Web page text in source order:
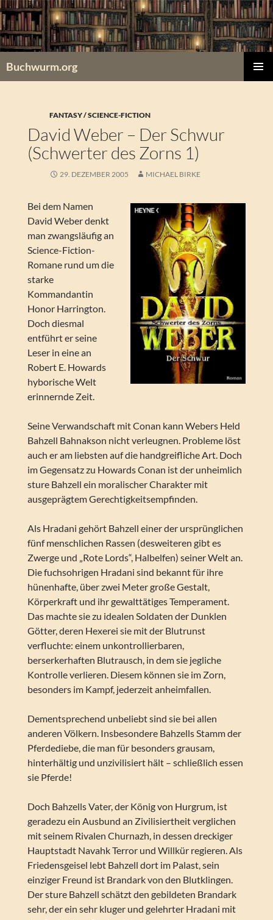
Zum
Inhalt
springen
Buchwurm.org
FANTASY / SCIENCE-FICTION
David Weber – Der Schwur
(Schwerter des Zorns 1)
29. DEZEMBER 2005 MICHAEL BIRKE
Bei dem Namen
David Weber denkt
man zwangsläufig an
Science-Fiction-
Romane rund um die
starke
Kommandantin
Honor Harrington.
Doch diesmal
entführt er seine
Leser in eine an
Robert E. Howards
hyborische Welt
erinnernde Zeit.
Seine Verwandschaft mit Conan kann Webers Held
Bahzell Bahnakson nicht verleugnen. Probleme löst
auch er am liebsten auf die handgreifliche Art. Doch
im Gegensatz zu Howards Conan ist der unheimlich
sture Bahzell ein moralischer Charakter mit
ausgeprägtem Gerechtigkeitsempfinden.
Als Hradani gehört Bahzell einer der ursprünglichen
fünf menschlichen Rassen (desweiteren gibt es
Zwerge und „Rote Lords“, Halbelfen) seiner Welt an.
Die fuchsohrigen Hradani sind bekannt für ihre
hünenhafte, über zwei Meter große Gestalt,
Körperkraft und ihr gewalttätiges Temperament.
Das machte sie zu idealen Soldaten der Dunklen
Götter, deren Hexerei sie mit der Blutrunst
verfluchte: einem unkontrollierbaren,
berserkerhaften Blutrausch, in dem sie jegliche
Kontrolle verlieren. Diesem können sie im Zorn,
besonders im Kampf, jederzeit anheimfallen.
Dementsprechend unbeliebt sind sie bei allen
anderen Völkern. Insbesondere Bahzells Stamm der
Pferdediebe, die man für besonders grausam,
hinterhältig und unzivilisiert hält – schließlich essen
sie Pferde!
Doch Bahzells Vater, der König von Hurgrum, ist
geradezu ein Ausbund an Zivilisiertheit verglichen
mit seinem Rivalen Churnazh, in dessen dreckiger
Hauptstadt Navahk Terror und Willkür regieren. Als
Friedensgeisel lebt Bahzell dort im Palast, sein
einziger Freund ist Brandark von den Blutklingen.
Der sture Bahzell schätzt den gebildeten Brandark
sehr, der ein sehr kluger und gelehrter Hradani mit